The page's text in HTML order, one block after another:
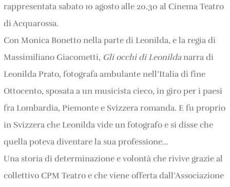
rappresentata sabato 10 agosto alle 20.30 al Cinema Teatro
di Acquarossa.
Con Monica Bonetto nella parte di Leonilda, e la regia di
Massimiliano Giacometti, Gli occhi di Leonildanarra di
Leonilda Prato, fotografa ambulante nell’Italia di fine
Ottocento, sposata a un musicista cieco, in giro per i paesi
fra Lombardia, Piemonte e Svizzera romanda. E fu proprio
in Svizzera che Leonilda vide un fotografo e si disse che
quella poteva diventare la sua professione…
Una storia di determinazione e volontà che rivive grazie al
collettivo CPM Teatro e che viene offerta dall’Associazione